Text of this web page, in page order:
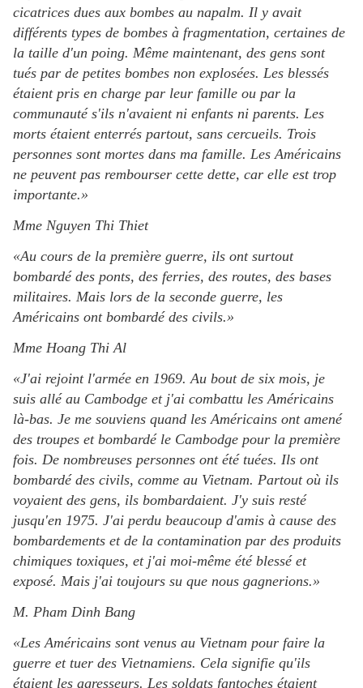
cicatrices dues aux bombes au napalm. Il y avait
différents types de bombes à fragmentation, certaines de
la taille d'un poing. Même maintenant, des gens sont
tués par de petites bombes non explosées. Les blessés
étaient pris en charge par leur famille ou par la
communauté s'ils n'avaient ni enfants ni parents. Les
morts étaient enterrés partout, sans cercueils. Trois
personnes sont mortes dans ma famille. Les Américains
ne peuvent pas rembourser cette dette, car elle est trop
importante.»
Mme Nguyen Thi Thiet
«Au cours de la première guerre, ils ont surtout
bombardé des ponts, des ferries, des routes, des bases
militaires. Mais lors de la seconde guerre, les
Américains ont bombardé des civils.»
Mme Hoang Thi Al
«J'ai rejoint l'armée en 1969. Au bout de six mois, je
suis allé au Cambodge et j'ai combattu les Américains
là-bas. Je me souviens quand les Américains ont amené
des troupes et bombardé le Cambodge pour la première
fois. De nombreuses personnes ont été tuées. Ils ont
bombardé des civils, comme au Vietnam. Partout où ils
voyaient des gens, ils bombardaient. J'y suis resté
jusqu'en 1975. J'ai perdu beaucoup d'amis à cause des
bombardements et de la contamination par des produits
chimiques toxiques, et j'ai moi-même été blessé et
exposé. Mais j'ai toujours su que nous gagnerions.»
M. Pham Dinh Bang
«Les Américains sont venus au Vietnam pour faire la
guerre et tuer des Vietnamiens. Cela signifie qu'ils
étaient les agresseurs. Les soldats fantoches étaient